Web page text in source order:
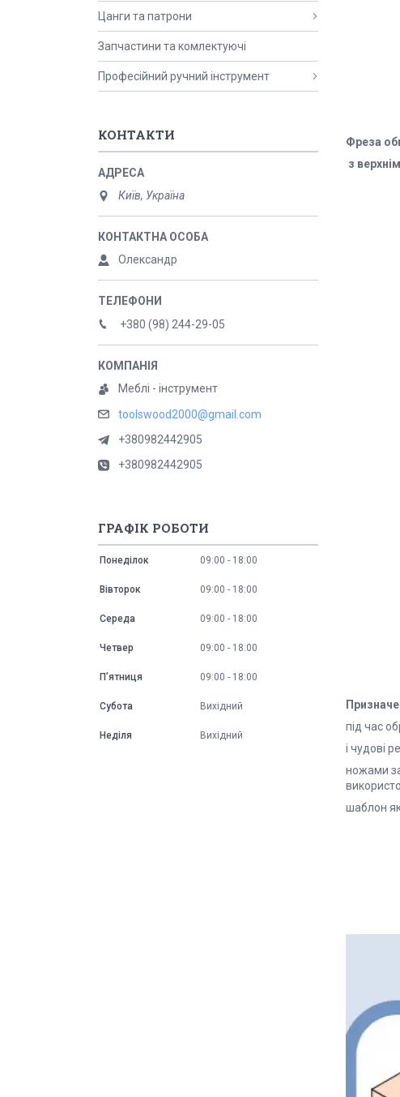
Фреза
з
під час
і чудові
ножами
шаблон як
Цанги та патрони
Запчастини та комлектуючі
Професійний ручний інструмент
КОНТАКТИ
Київ, Україна
Олександр
+380 (98) 244-29-05
Меблі - інструмент
toolswood2000@gmail.com
+380982442905
+380982442905
ГРАФІК РОБОТИ
Понеділок 09:00 18:00
Вівторок 09:00 18:00
Середа 09:00 18:00
Четвер 09:00 18:00
Пʼятниця 09:00 18:00
Субота Вихідний
Неділя Вихідний